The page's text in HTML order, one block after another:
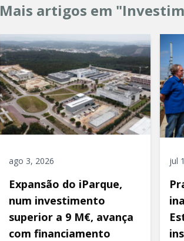
Mais artigos em
ago 3, 2026
Expansão do iParque,
num investimento
superior a 9 M€, avança
com financiamento
jul